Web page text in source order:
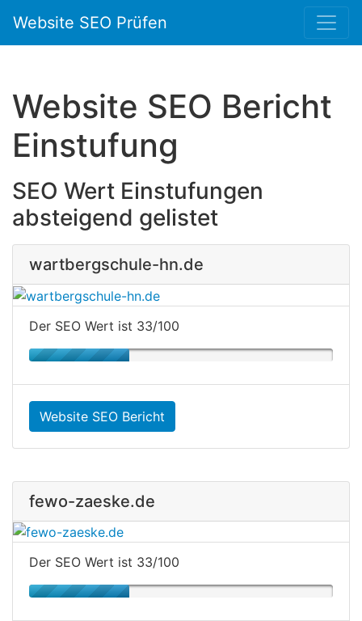
Website SEO Prüfen
Website SEO Bericht
Einstufung
SEO Wert Einstufungen
absteigend gelistet
wartbergschule-hn.de
Der SEO Wert ist 33/100
Website SEO Bericht
fewo-zaeske.de
Der SEO Wert ist 33/100